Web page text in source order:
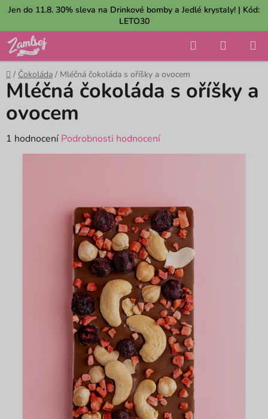
Přejít
obsah
Jen do 11.8. 30% sleva na Drinkové bomby a Jedlé krystaly! | Kód:
LETO30
Hledat
KOŠÍK
Domů
/ Čokoláda / Mléčná čokoláda s oříšky a ovocem
Mléčná čokoláda s oříšky a
ovocem
Průměrné
hodnocení
1 hodnocení Podrobnosti hodnocení